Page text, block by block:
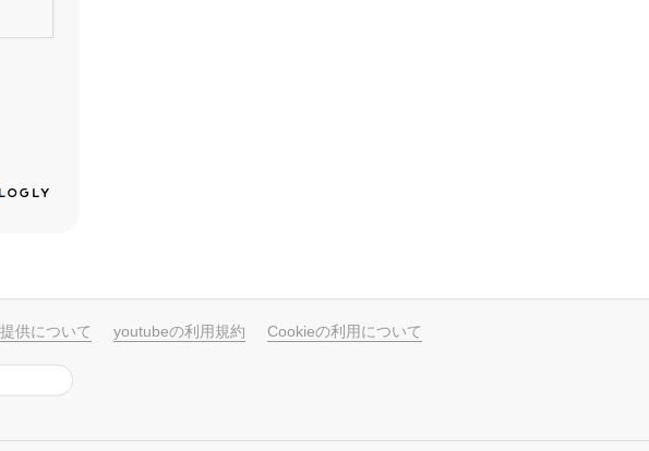
供について youtubeの利用規約 Cookieの利用について